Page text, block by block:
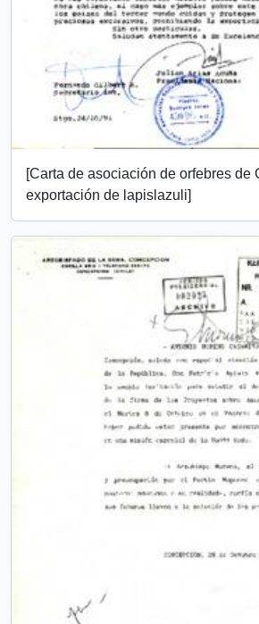
[Carta de asociación de orfebres de
exportación de lapislazuli]